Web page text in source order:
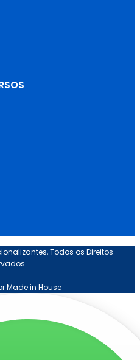
Todos os Direitos
Made in House